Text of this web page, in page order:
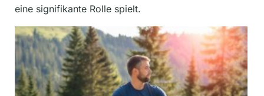
eine signifikante Rolle spielt.